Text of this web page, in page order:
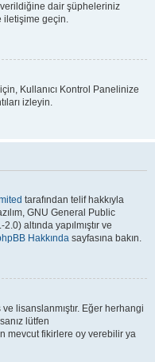
dair şüpheleriniz
iletişime geçin.
Kullanıcı Kontrol Panelinize
izleyin.
tarafından telif hakkıyla
GNU General Public
altında yapılmıştır ve
Hakkında sayfasına bakın.
ve lisanslanmıştır. Eğer herhangi
lütfen
mevcut fikirlere oy verebilir ya